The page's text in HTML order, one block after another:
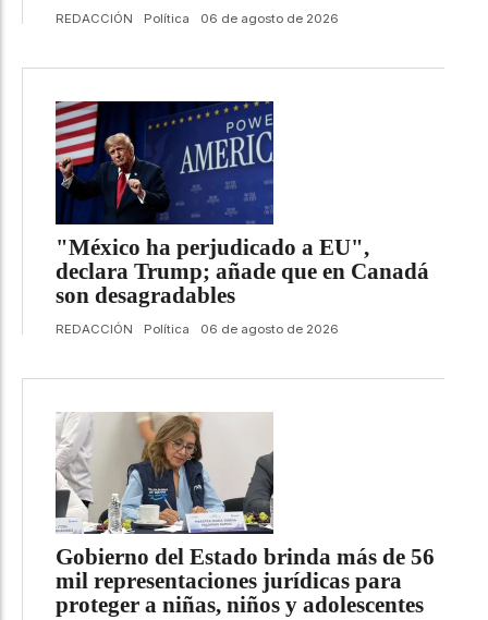
REDACCIÓN Política 06 de agosto de 2026
"México ha perjudicado a EU",
declara Trump; añade que en Canadá
son desagradables
REDACCIÓN Política 06 de agosto de 2026
Gobierno del Estado brinda más de 56
mil representaciones jurídicas para
proteger a niñas, niños y adolescentes